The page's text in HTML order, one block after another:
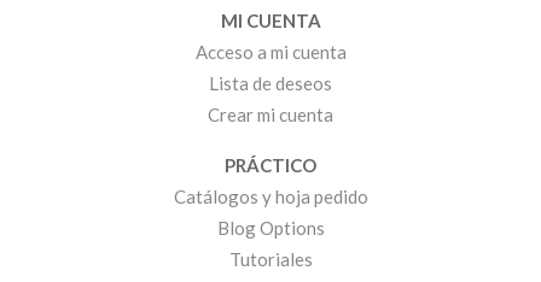
MI CUENTA
Acceso a mi cuenta
Lista de deseos
Crear mi cuenta
PRÁCTICO
Catálogos y hoja pedido
Blog Options
Tutoriales